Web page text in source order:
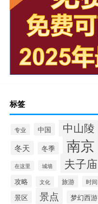
标签
专业 中国 中山陵
冬天 冬季 南京
在这里 城墙 夫子庙
攻略 文化 旅游 时间
景区
景点 梦幻西游